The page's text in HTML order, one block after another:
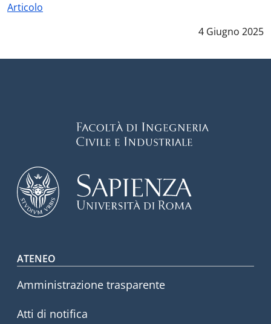
Articolo
Data notizia:
4 Giugno 2025
Footer menu
ATENEO
Amministrazione trasparente
Atti di notifica